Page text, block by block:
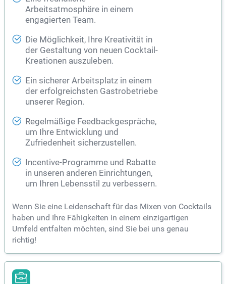
Arbeitsatmosphäre in einem
engagierten Team.
Die Möglichkeit, Ihre Kreativität in
der Gestaltung von neuen Cocktail-
Kreationen auszuleben.
Ein sicherer Arbeitsplatz in einem
der erfolgreichsten Gastrobetriebe
unserer Region.
Regelmäßige Feedbackgespräche,
um Ihre Entwicklung und
Zufriedenheit sicherzustellen.
Incentive-Programme und Rabatte
in unseren anderen Einrichtungen,
um Ihren Lebensstil zu verbessern.
Wenn Sie eine Leidenschaft für das Mixen von Cocktails
haben und Ihre Fähigkeiten in einem einzigartigen
Umfeld entfalten möchten, sind Sie bei uns genau
richtig!